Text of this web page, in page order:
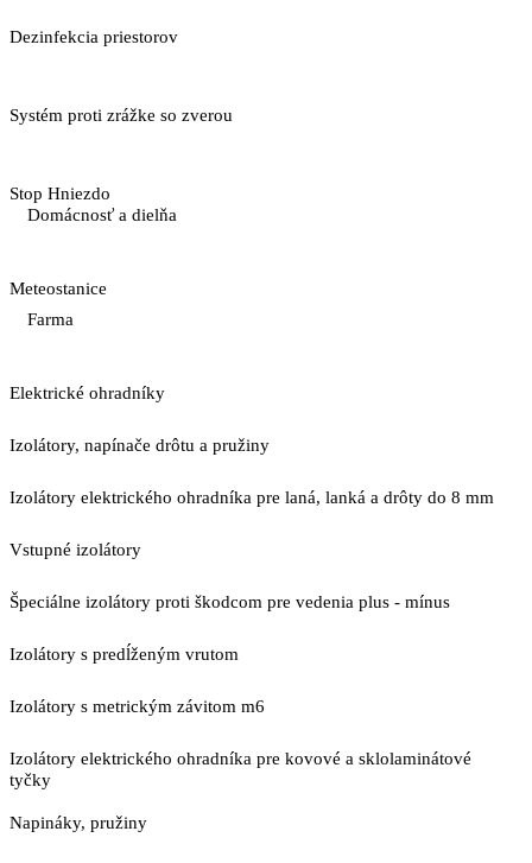
Dezinfekcia priestorov
Systém proti zrážke so zverou
Stop Hniezdo
Domácnosť a dielňa
Meteostanice
Farma
Elektrické ohradníky
Izolátory, napínače drôtu a pružiny
Izolátory elektrického ohradníka pre laná, lanká a drôty do 8 mm
Vstupné izolátory
Špeciálne izolátory proti škodcom pre vedenia plus - mínus
Izolátory s predĺženým vrutom
Izolátory s metrickým závitom m6
Izolátory elektrického ohradníka pre kovové a sklolaminátové
tyčky
Napináky, pružiny